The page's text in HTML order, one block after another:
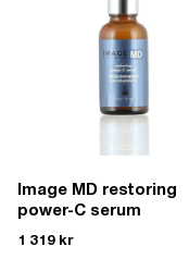
Image MD restoring
power-C serum
1 319 kr